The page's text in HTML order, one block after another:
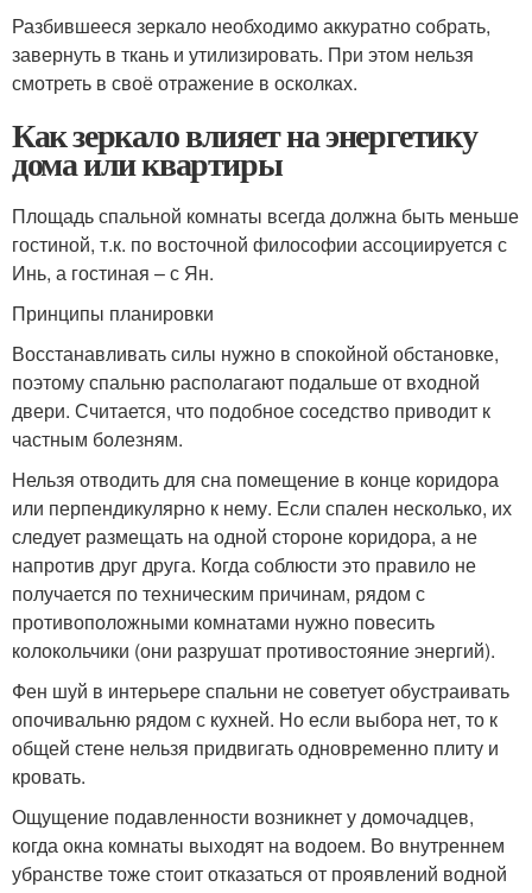
Разбившееся зеркало необходимо аккуратно собрать,
завернуть в ткань и утилизировать. При этом нельзя
смотреть в своё отражение в осколках.
Как зеркало влияет на энергетику
дома или квартиры
Площадь спальной комнаты всегда должна быть меньше
гостиной, т.к. по восточной философии ассоциируется с
Инь, а гостиная – с Ян.
Принципы планировки
Восстанавливать силы нужно в спокойной обстановке,
поэтому спальню располагают подальше от входной
двери. Считается, что подобное соседство приводит к
частным болезням.
Нельзя отводить для сна помещение в конце коридора
или перпендикулярно к нему. Если спален несколько, их
следует размещать на одной стороне коридора, а не
напротив друг друга. Когда соблюсти это правило не
получается по техническим причинам, рядом с
противоположными комнатами нужно повесить
колокольчики (они разрушат противостояние энергий).
Фен шуй в интерьере спальни не советует обустраивать
опочивальню рядом с кухней. Но если выбора нет, то к
общей стене нельзя придвигать одновременно плиту и
кровать.
Ощущение подавленности возникнет у домочадцев,
когда окна комнаты выходят на водоем. Во внутреннем
убранстве тоже стоит отказаться от проявлений водной